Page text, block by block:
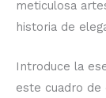
meticulosa
historia de
Introduce la
este cuadro de